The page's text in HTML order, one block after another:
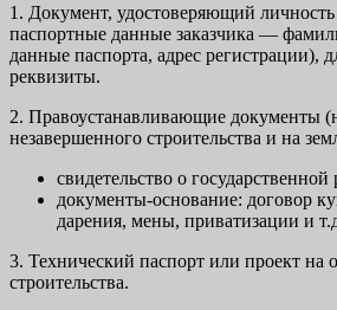
1. Документ, удостоверяющий личность
паспортные данные заказчика —
данные паспорта, адрес регистрации),
реквизиты.
2. Правоустанавливающие документы
незавершенного строительства и на
свидетельство о
документы-основание: договор
дарения, мены, приватизации и
3. Технический паспорт или проект на
строительства.